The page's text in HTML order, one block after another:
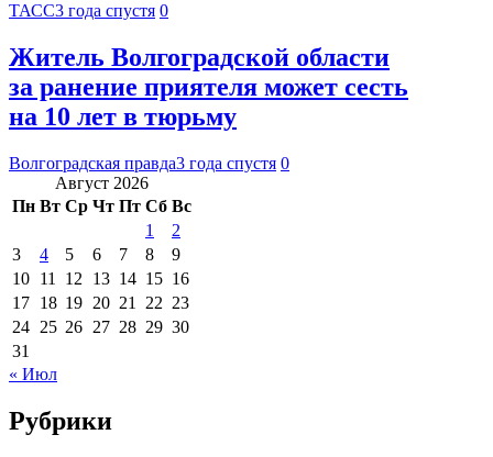
ТАСС3 года спустя 0
Житель Волгоградской области
за ранение приятеля может сесть
на 10 лет в тюрьму
Волгоградская правда3 года спустя 0
Август 2026
Пн Вт Ср Чт Пт Сб Вс
1
2
3
4 5 6 7 8
9
10 11 12 13 14 15 16
17 18 19 20 21 22 23
24 25 26 27 28 29 30
31
« Июл
Рубрики